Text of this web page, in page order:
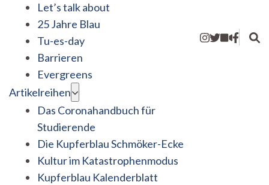
Let’s talk about
25 Jahre Blau
Tu-es-day
Barrieren
Evergreens
Artikelreihen
Das Coronahandbuch für
Studierende
Die Kupferblau Schmöker-Ecke
Kultur im Katastrophenmodus
Kupferblau Kalenderblatt